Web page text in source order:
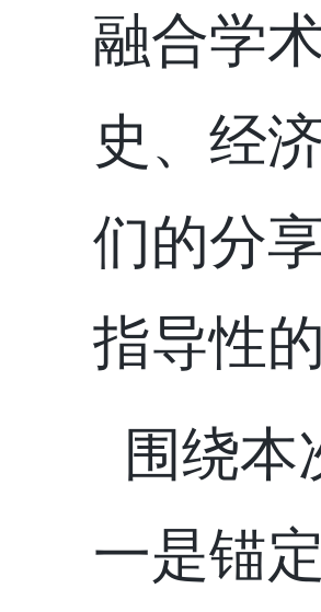
融合学
史、经
们的分
指导性
围绕本
一是锚